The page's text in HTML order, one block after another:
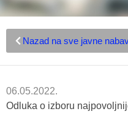
Nazad na sve javne
06.05.2022.
Odluka o izboru